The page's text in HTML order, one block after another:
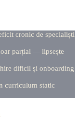
cronic de specialiști
parțial — lipsește
dificil și onboarding
curriculum static